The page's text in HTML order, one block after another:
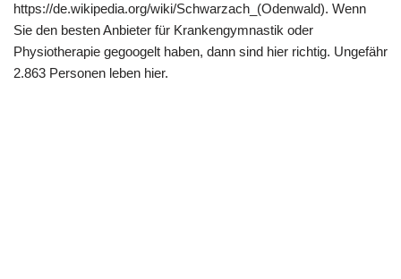
https://de.wikipedia.org/wiki/Schwarzach_(Odenwald). Wenn
Sie den besten Anbieter für Krankengymnastik oder
Physiotherapie gegoogelt haben, dann sind hier richtig. Ungefähr
2.863 Personen leben hier.